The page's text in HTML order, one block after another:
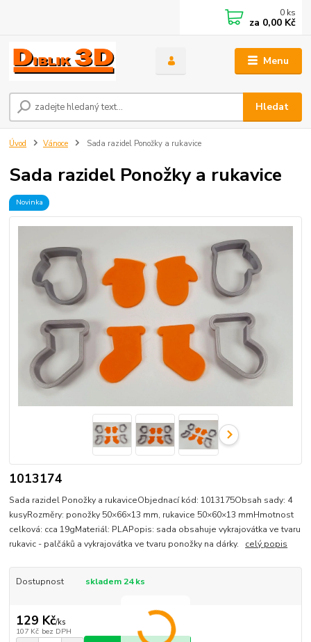
Menu
Hledat
0 ks
za 0,00 Kč
Úvod Vánoce Sada razidel Ponožky a rukavice
Sada razidel Ponožky a rukavice
Novinka
1013174
Sada razidel Ponožky a rukaviceObjednací kód: 1013175Obsah sady: 4
kusyRozměry: ponožky 50×66×13 mm, rukavice 50×60×13 mmHmotnost
celková: cca 19gMateriál: PLAPopis: sada obsahuje vykrajovátka ve tvaru
rukavic - palčáků a vykrajovátka ve tvaru ponožky na dárky. celý popis
Dostupnost skladem 24 ks
129 Kč/ks
107 Kč bez DPH